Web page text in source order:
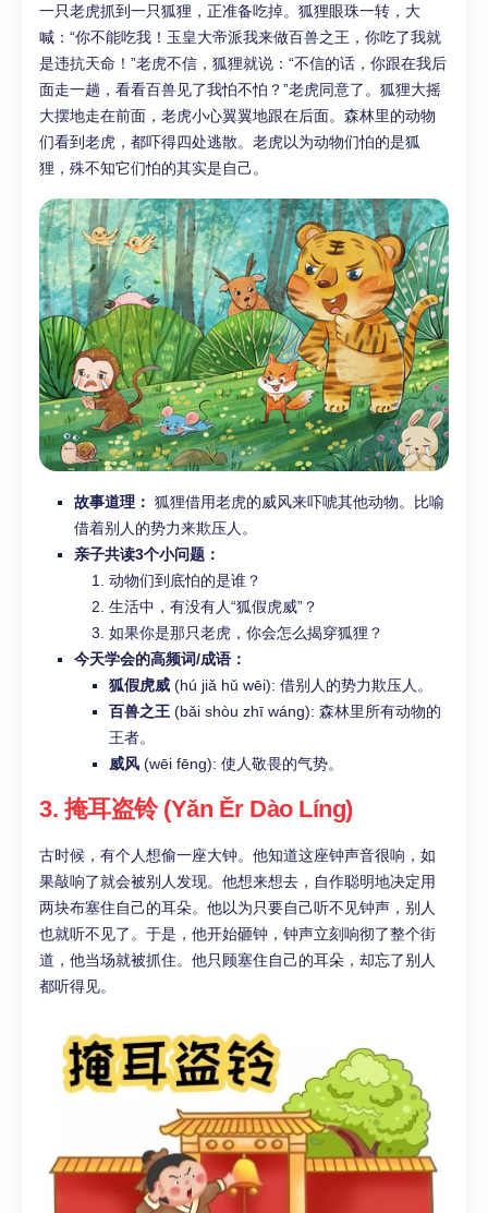
一只老虎抓到一只狐狸，正准备吃掉。狐狸眼珠一转，大
喊：“你不能吃我！玉皇大帝派我来做百兽之王，你吃了我就
是违抗天命！”老虎不信，狐狸就说：“不信的话，你跟在我后
面走一趟，看看百兽见了我怕不怕？”老虎同意了。狐狸大摇
大摆地走在前面，老虎小心翼翼地跟在后面。森林里的动物
们看到老虎，都吓得四处逃散。老虎以为动物们怕的是狐
狸，殊不知它们怕的其实是自己。
故事道理： 狐狸借用老虎的威风来吓唬其他动物。比喻
借着别人的势力来欺压人。
亲子共读3个小问题：
动物们到底怕的是谁？
生活中，有没有人“狐假虎威”？
如果你是那只老虎，你会怎么揭穿狐狸？
今天学会的高频词/成语：
狐假虎威 (hú jiǎ hǔ wēi): 借别人的势力欺压人。
百兽之王 (bǎi shòu zhī wáng): 森林里所有动物的
王者。
威风 (wēi fēng): 使人敬畏的气势。
3. 掩耳盗铃 (Yǎn Ěr Dào Líng)
古时候，有个人想偷一座大钟。他知道这座钟声音很响，如
果敲响了就会被别人发现。他想来想去，自作聪明地决定用
两块布塞住自己的耳朵。他以为只要自己听不见钟声，别人
也就听不见了。于是，他开始砸钟，钟声立刻响彻了整个街
道，他当场就被抓住。他只顾塞住自己的耳朵，却忘了别人
都听得见。